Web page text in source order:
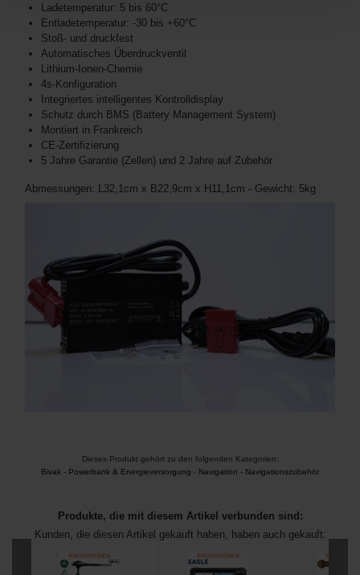
Ladetemperatur: 5 bis 60°C
Entladetemperatur: -30 bis +60°C
Stoß- und druckfest
Automatisches Überdruckventil
Lithium-Ionen-Chemie
4s-Konfiguration
Integriertes intelligentes Kontrolldisplay
Schutz durch BMS (Battery Management System)
Montiert in Frankreich
CE-Zertifizierung
5 Jahre Garantie (Zellen) und 2 Jahre auf Zubehör
Abmessungen: L32,1cm x B22,9cm x H11,1cm - Gewicht: 5kg
Dieses Produkt gehört zu den folgenden Kategorien:
Bivak - Powerbank & Energieversorgung - Navigation - Navigationszubehör
Produkte, die mit diesem Artikel verbunden sind:
Kunden, die diesen Artikel gekauft haben, haben auch gekauft: